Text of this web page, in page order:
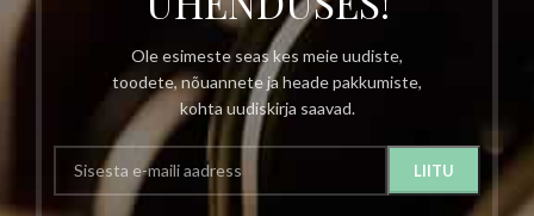
Ole esimeste seas kes meie uudiste,
toodete, nõuannete ja heade pakkumiste,
kohta uudiskirja saavad.